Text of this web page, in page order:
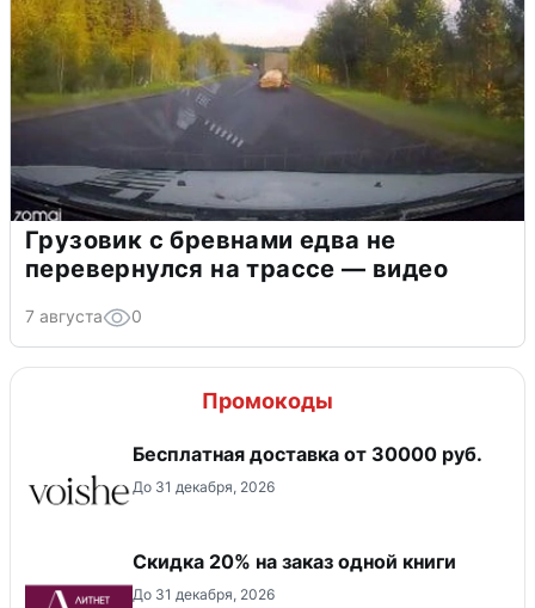
Грузовик с бревнами едва не
перевернулся на трассе — видео
7 августа 0
Промокоды
Бесплатная доставка от 30000 руб.
До 31 декабря, 2026
Скидка 20% на заказ одной книги
До 31 декабря, 2026